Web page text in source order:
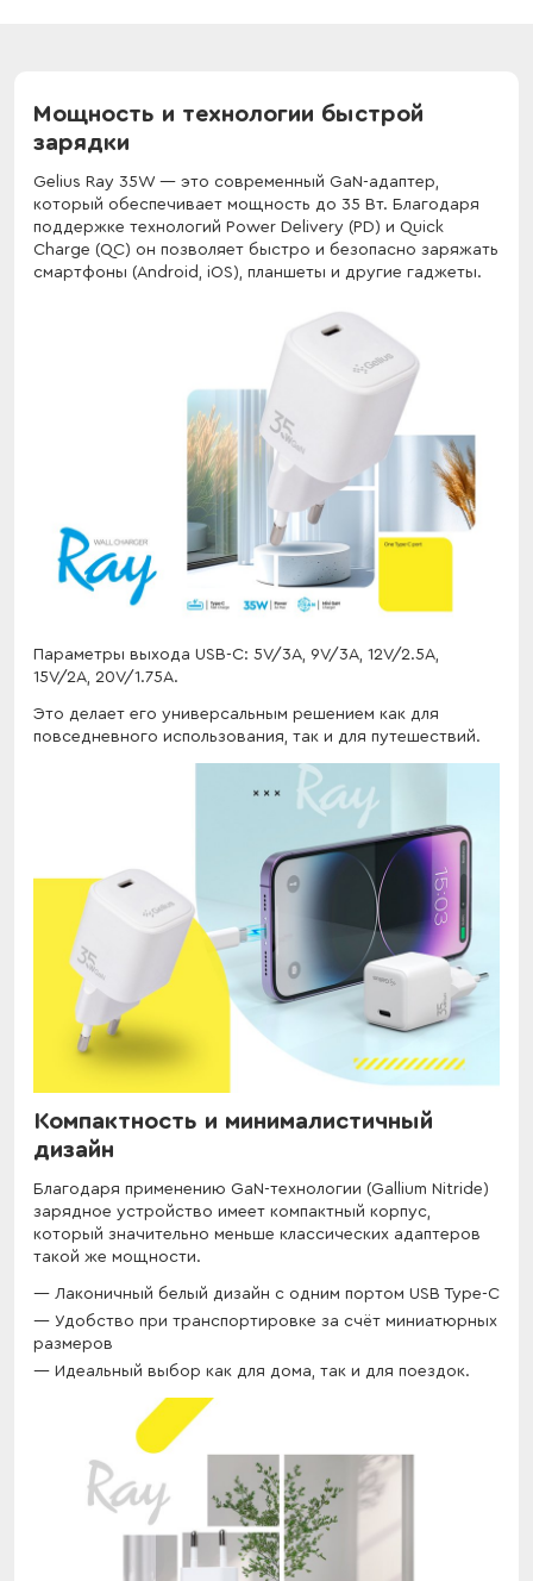
Мощность и технологии быстрой
зарядки
Gelius Ray 35W — это современный GaN-адаптер,
который обеспечивает мощность до 35 Вт. Благодаря
поддержке технологий Power Delivery (PD) и Quick
Charge (QC) он позволяет быстро и безопасно заряжать
смартфоны (Android, iOS), планшеты и другие гаджеты.
Параметры выхода USB-C: 5V/3A, 9V/3A, 12V/2.5A,
15V/2A, 20V/1.75A.
Это делает его универсальным решением как для
повседневного использования, так и для путешествий.
Компактность и минималистичный
дизайн
Благодаря применению GaN-технологии (Gallium Nitride)
зарядное устройство имеет компактный корпус,
который значительно меньше классических адаптеров
такой же мощности.
Лаконичный белый дизайн с одним портом USB Type-C
Удобство при транспортировке за счёт миниатюрных
размеров
Идеальный выбор как для дома, так и для поездок.